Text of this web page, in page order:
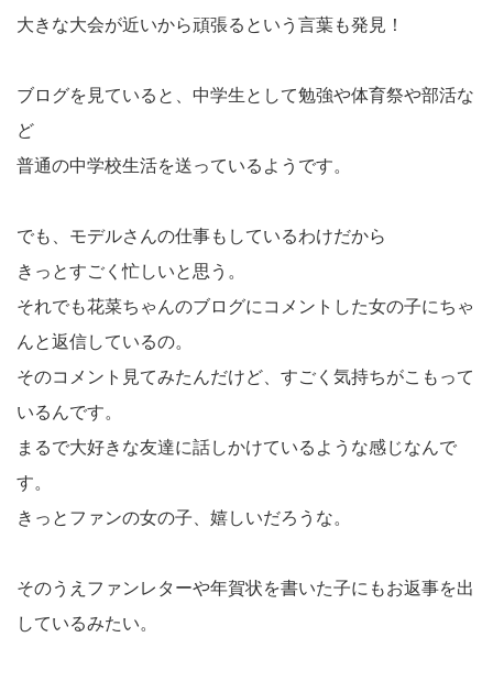
大きな大会が近いから頑張るという言葉も発見！
ブログを見ていると、中学生として勉強や体育祭や部活な
ど
普通の中学校生活を送っているようです。
でも、モデルさんの仕事もしているわけだから
きっとすごく忙しいと思う。
それでも花菜ちゃんのブログにコメントした女の子にちゃ
んと返信しているの。
そのコメント見てみたんだけど、すごく気持ちがこもって
いるんです。
まるで大好きな友達に話しかけているような感じなんで
す。
きっとファンの女の子、嬉しいだろうな。
そのうえファンレターや年賀状を書いた子にもお返事を出
しているみたい。